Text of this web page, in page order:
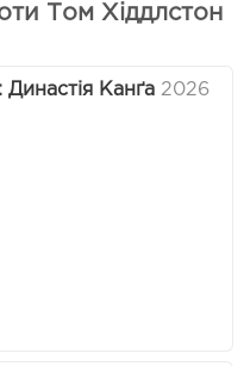
Том Хіддлстон
Династія Канґа 2026